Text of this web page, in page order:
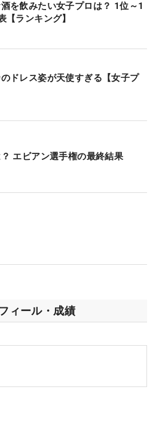
都在住のツアー通算29勝のレ
の熱い指導を受けて成長して
していました。先生には『ア
よ。トウモロコシもおいしい
もらいました」。今回、師匠
かったが、また一つうれしい
りがあったが、出場は19試
％で30位。規定ラウンド数
ことができ始めました。やっ
を飲みたい女子プロは？ 1位～1
【ランキング】
ドレス姿が天使すぎる【女子プ
？ エビアン選手権の最終結果
ィール・成績